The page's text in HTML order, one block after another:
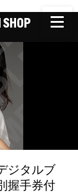
SHOP
ジタルブ
握手券付